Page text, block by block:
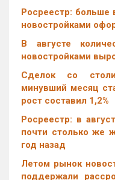
Росреестр: больше
новостройками
В августе
новостройками
Cделок со
минувший месяц
рост составил 1,2%
Росреестр: в
почти столько же
год назад
Летом рынок
поддержали